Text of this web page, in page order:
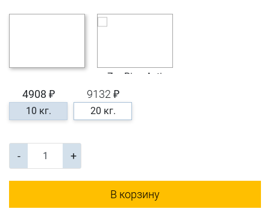
4908 ₽
10 кг.
9132 ₽
20 кг.
- +
В корзину